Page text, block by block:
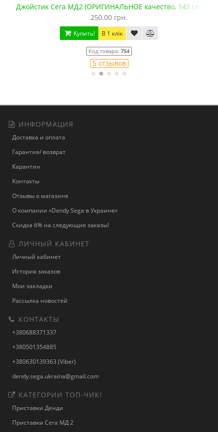
Джойстик Сега МД2 (ОРИГИНАЛЬНОЕ качество, 143 см)
250.00 грн.
Купить! В 1 клік
Код товара: 754
5 отзывов
ИНФОРМАЦИЯ
Доставка и оплата
Гарантия/ возврат
Карантин
Контакты
Отзывы о магазине
О компании «Dendy Sega в Украине»
Скидка 6% на следующие заказы!
ЛИЧНЫЙ КАБИНЕТ
Личный кабинет
История заказов
Мои закладки
Рассылка новостей
КОНТАКТЫ
+380688371337
+380501354885
+380630139363 (Viber)
dendy.sega.ukraina@gmail.com
КАТЕГОРИИ ТОП-ЧИК!
Приставки Денди
Приставки Сега МД 2